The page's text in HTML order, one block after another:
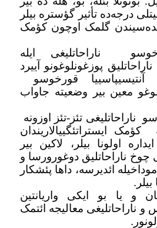
درجه‌ده تأثیر گؤستره بیلر
گلمک اوچون کؤمک
ناراحاتلیغی ایله
پوزغونلوغونو آییرد
آنتیسیپاسییا قورخوسو
معین بیر وضعیته جاواب
ناراحاتلیغی تئز-تئز اوزونه
کؤمک ایستراتئگییالاریندان
اولونا بیلر، لاکین بیر
چوخ ناراحاتلیق دوغورورسا و
ائدیرسه، داها پئشکار
.
و یا بو ایکی واریانتین
ناراحاتلیغی معالیجه ائتمک
.